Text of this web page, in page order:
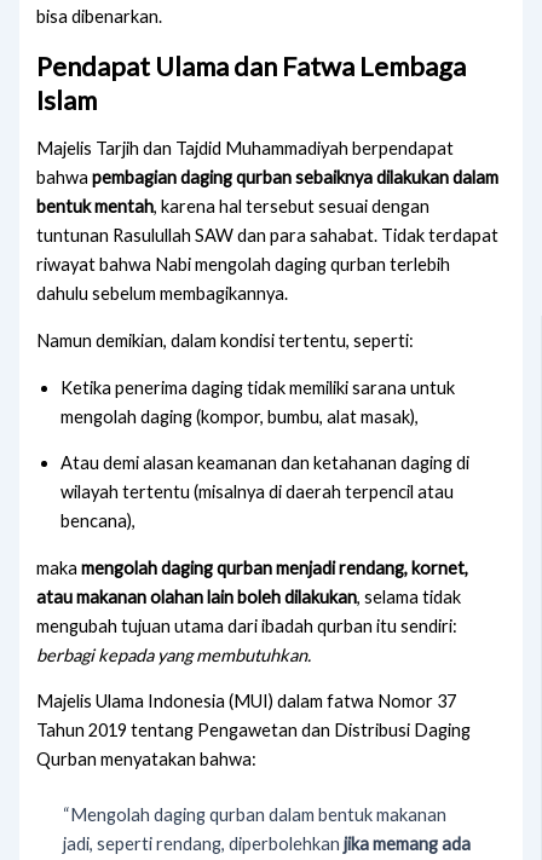
bisa dibenarkan.
Pendapat Ulama dan Fatwa Lembaga
Islam
Majelis Tarjih dan Tajdid Muhammadiyah berpendapat
bahwapembagian daging qurban sebaiknya dilakukan dalam
bentuk mentah, karena hal tersebut sesuai dengan
tuntunan Rasulullah SAW dan para sahabat. Tidak terdapat
riwayat bahwa Nabi mengolah daging qurban terlebih
dahulu sebelum membagikannya.
Namun demikian, dalam kondisi tertentu, seperti:
Ketika penerima daging tidak memiliki sarana untuk
mengolah daging (kompor, bumbu, alat masak),
Atau demi alasan keamanan dan ketahanan daging di
wilayah tertentu (misalnya di daerah terpencil atau
bencana),
makamengolah daging qurban menjadi rendang, kornet,
atau makanan olahan lain boleh dilakukan, selama tidak
mengubah tujuan utama dari ibadah qurban itu sendiri:
berbagi kepada yang membutuhkan.
Majelis Ulama Indonesia (MUI) dalam fatwa Nomor 37
Tahun 2019 tentang Pengawetan dan Distribusi Daging
Qurban menyatakan bahwa:
“Mengolah daging qurban dalam bentuk makanan
jadi, seperti rendang, diperbolehkanjika memang ada